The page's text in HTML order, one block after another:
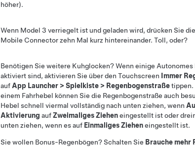
höher).
Wenn Model 3 verriegelt ist und geladen wird, drücken Sie
Mobile Connector zehn Mal kurz hintereinander. Toll, oder?
Benötigen Sie weitere Kuhglocken? Wenn einige Autonomes
aktiviert sind, aktivieren Sie über den Touchscreen
Immer
auf App Launcher > Spielkiste > Regenbogenstraßetippen.
einem Fahrhebel können Sie die Regenbogenstraße auch
Hebel schnell viermal vollständig nach unten ziehen, wenn
Aktivierung aufZweimaliges Zieheneingestellt ist oder
unten ziehen, wenn es auf Einmaliges Zieheneingestellt ist.
Sie wollen Bonus-Regenbögen? Schalten Sie Brauche mehr